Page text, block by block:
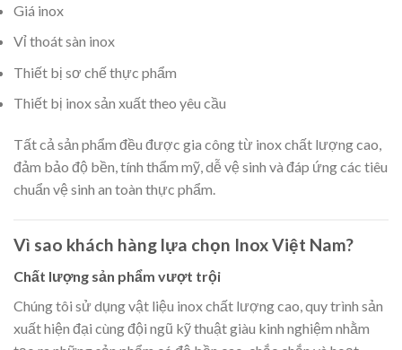
Giá inox
Vỉ thoát sàn inox
Thiết bị sơ chế thực phẩm
Thiết bị inox sản xuất theo yêu cầu
Tất cả sản phẩm đều được gia công từ inox chất lượng cao,
đảm bảo độ bền, tính thẩm mỹ, dễ vệ sinh và đáp ứng các tiêu
chuẩn vệ sinh an toàn thực phẩm.
Vì sao khách hàng lựa chọn Inox Việt Nam?
Chất lượng sản phẩm vượt trội
Chúng tôi sử dụng vật liệu inox chất lượng cao, quy trình sản
xuất hiện đại cùng đội ngũ kỹ thuật giàu kinh nghiệm nhằm